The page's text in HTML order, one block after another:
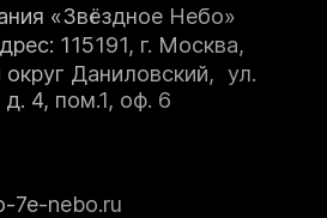
«Звёздное Небо»
115191, г. Москва,
Даниловский, ул.
4, пом.1, оф. 6
7e-nebo.ru